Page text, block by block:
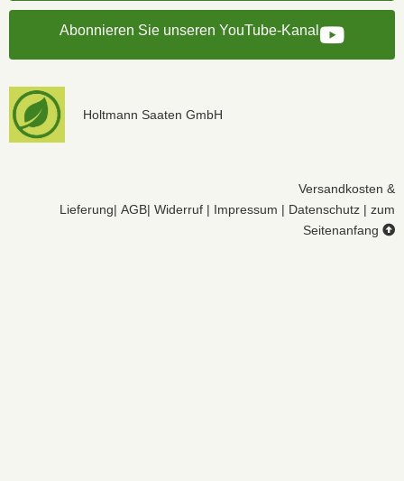
Abonnieren Sie unseren YouTube-Kanal
Holtmann Saaten GmbH
Versandkosten &
Lieferung| AGB| Widerruf | Impressum | Datenschutz | zum
Seitenanfang